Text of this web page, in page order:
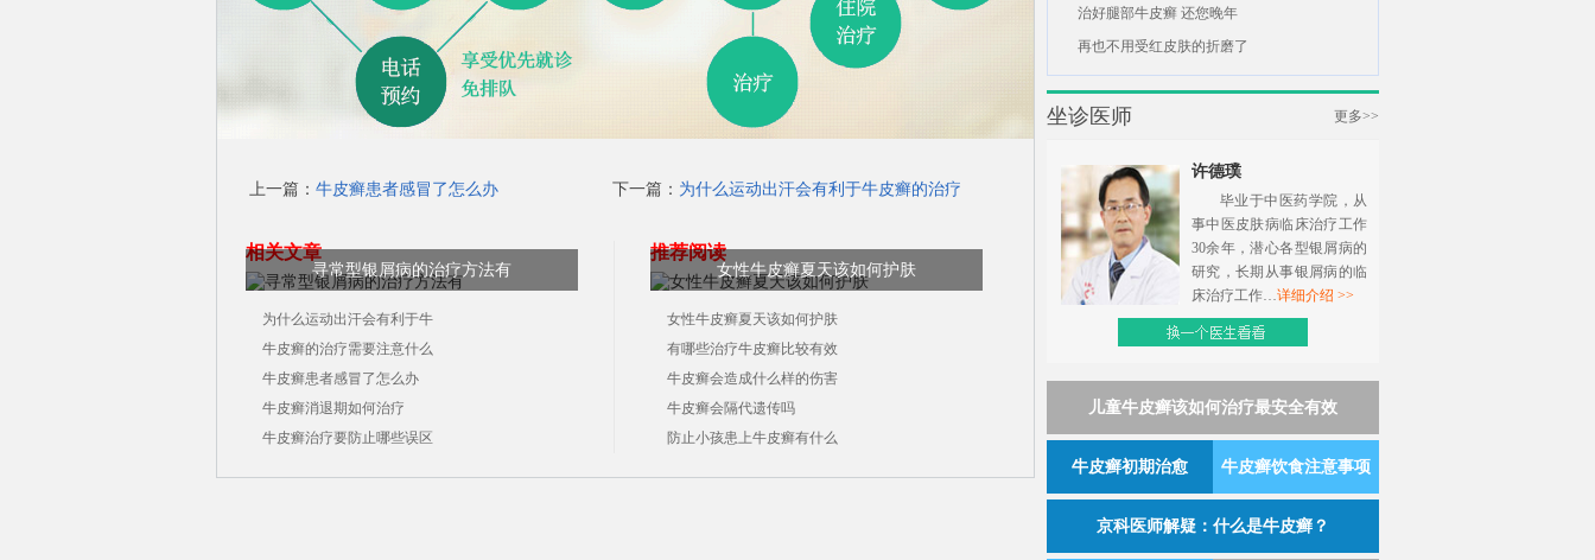
治好腿部牛皮癣 还您晚年
再也不用受红皮肤的折磨了
更多>>
坐诊医师
许德璞
毕业于中医药学院，从
事中医皮肤病临床治疗工作
30余年，潜心各型银屑病的
研究，长期从事银屑病的临
床治疗工作…详细介绍 >>
儿童牛皮癣该如何治疗最安全有效
牛皮癣初期治愈 牛皮癣饮食注意事项
京科医师解疑：什么是牛皮癣？
上一篇： 牛皮癣患者感冒了怎么办 下一篇： 为什么运动出汗会有利于牛皮癣的治疗
相关文章
寻常型银屑病的治疗方法有
为什么运动出汗会有利于牛
牛皮癣的治疗需要注意什么
牛皮癣患者感冒了怎么办
牛皮癣消退期如何治疗
牛皮癣治疗要防止哪些误区
推荐阅读
女性牛皮癣夏天该如何护肤
女性牛皮癣夏天该如何护肤
有哪些治疗牛皮癣比较有效
牛皮癣会造成什么样的伤害
牛皮癣会隔代遗传吗
防止小孩患上牛皮癣有什么